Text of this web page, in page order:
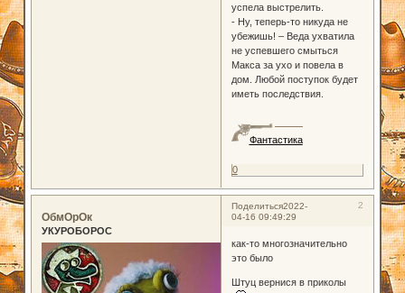
успела выстрелить.
- Ну, теперь-то никуда не
убежишь! – Веда ухватила
не успевшего смыться
Макса за ухо и повела в
дом. Любой поступок будет
иметь последствия.
Фантастика
0
Поделиться 2
2022-
04-16 09:49:29
ОбмОрОк
УКУРОБОРОС
как-то многозначительно
это было
Штуц вернися в приколы